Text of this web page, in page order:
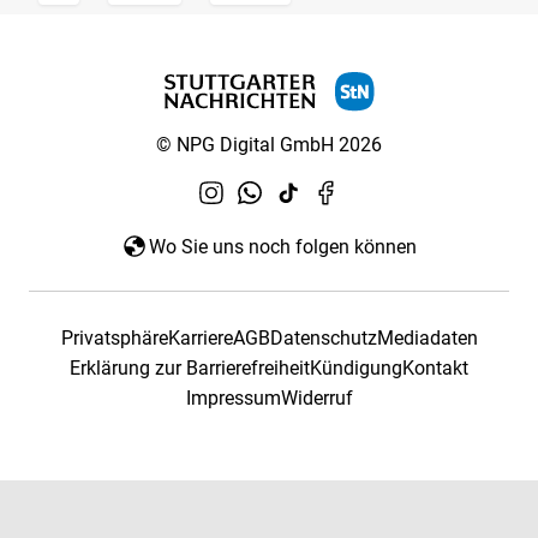
© NPG Digital GmbH 2026
Wo Sie uns noch folgen können
PrivatsphäreKarriereAGBDatenschutzMediadaten
Erklärung zur BarrierefreiheitKündigungKontakt
ImpressumWiderruf